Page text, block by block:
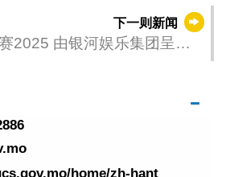
下一则新闻
2025 由银河娱乐集团呈
home/zh-hant